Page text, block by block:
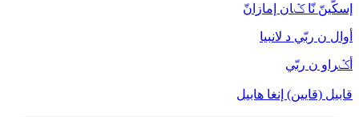
إسكّينّ نّا ݣان إمازانّ
أوال ن ربّي د لانبيا
أݣراو ن ربّي
قابيل (قايين) إنغا هابيل